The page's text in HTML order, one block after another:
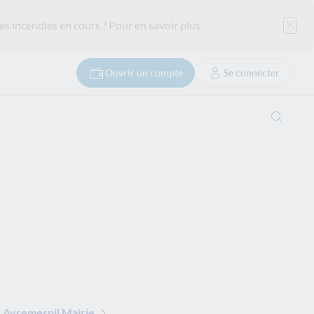
incendies en cours ? Pour en savoir plus
Ouvrir un compte Se connecter